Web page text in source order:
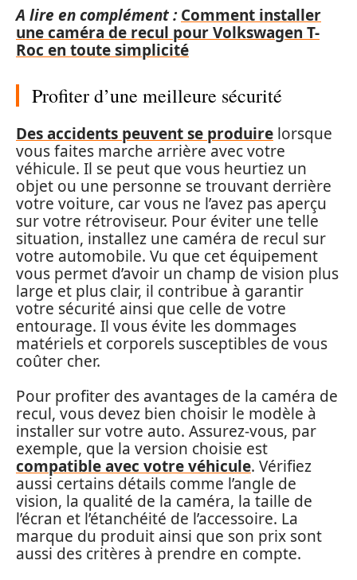
A lire en complément : Comment installer
une caméra de recul pour Volkswagen T-
Roc en toute simplicité
Profiter d’une meilleure sécurité
Des accidents peuvent se produire lorsque
vous faites marche arrière avec votre
véhicule. Il se peut que vous heurtiez un
objet ou une personne se trouvant derrière
votre voiture, car vous ne l’avez pas aperçu
sur votre rétroviseur. Pour éviter une telle
situation, installez une caméra de recul sur
votre automobile. Vu que cet équipement
vous permet d’avoir un champ de vision plus
large et plus clair, il contribue à garantir
votre sécurité ainsi que celle de votre
entourage. Il vous évite les dommages
matériels et corporels susceptibles de vous
coûter cher.
Pour profiter des avantages de la caméra de
recul, vous devez bien choisir le modèle à
installer sur votre auto. Assurez-vous, par
exemple, que la version choisie est
compatible avec votre véhicule. Vérifiez
aussi certains détails comme l’angle de
vision, la qualité de la caméra, la taille de
l’écran et l’étanchéité de l’accessoire. La
marque du produit ainsi que son prix sont
aussi des critères à prendre en compte.